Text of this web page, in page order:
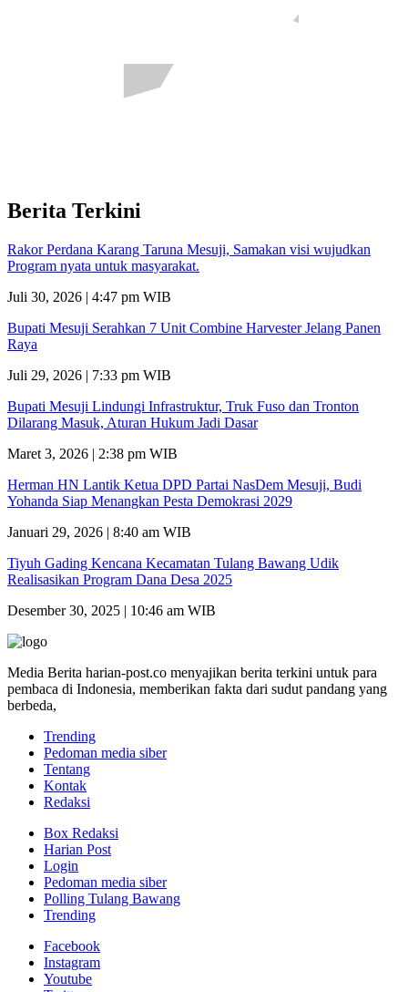
Berita Terkini
Rakor Perdana Karang Taruna Mesuji, Samakan visi wujudkan
Program nyata untuk masyarakat.
Juli 30, 2026 | 4:47 pm WIB
Bupati Mesuji Serahkan 7 Unit Combine Harvester Jelang Panen
Raya
Juli 29, 2026 | 7:33 pm WIB
Bupati Mesuji Lindungi Infrastruktur, Truk Fuso dan Tronton
Dilarang Masuk, Aturan Hukum Jadi Dasar
Maret 3, 2026 | 2:38 pm WIB
Herman HN Lantik Ketua DPD Partai NasDem Mesuji, Budi
Yohanda Siap Menangkan Pesta Demokrasi 2029
Januari 29, 2026 | 8:40 am WIB
Tiyuh Gading Kencana Kecamatan Tulang Bawang Udik
Realisasikan Program Dana Desa 2025
Desember 30, 2025 | 10:46 am WIB
Media Berita harian-post.co menyajikan berita terkini untuk para
pembaca di Indonesia, memberikan fakta dari sudut pandang yang
berbeda,
Trending
Pedoman media siber
Tentang
Kontak
Redaksi
Box Redaksi
Harian Post
Login
Pedoman media siber
Polling Tulang Bawang
Trending
Facebook
Instagram
Youtube